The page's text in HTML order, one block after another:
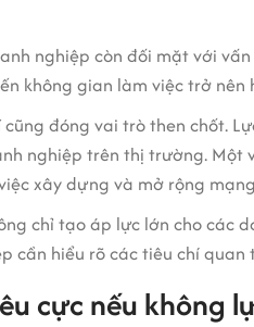
nghiệp còn đối mặt với
không gian làm việc trở
cũng đóng vai trò then chốt.
nghiệp trên thị trường. Một
xây dựng và mở rộng
chỉ tạo áp lực lớn cho các
cần hiểu rõ các tiêu chí
cực nếu không